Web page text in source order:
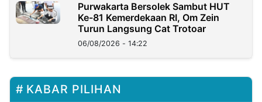
Purwakarta Bersolek Sambut HUT
Ke-81 Kemerdekaan RI, Om Zein
Turun Langsung Cat Trotoar
06/08/2026 - 14:22
KABAR PILIHAN